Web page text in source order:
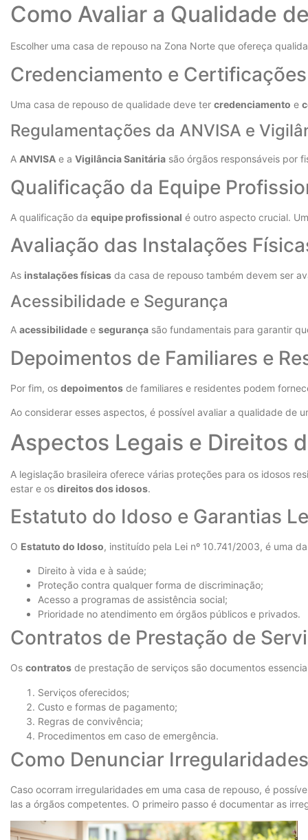
Como Avaliar a Qualidade
Escolher uma casa de repouso na Zona Norte que ofereça
Credenciamento e
Uma casa de repouso de qualidade deve ter credenciamento e
Regulamentações da ANVISA e
A ANVISA e a Vigilância Sanitária são órgãos responsáveis por
Qualificação da Equipe
A qualificação da equipe profissional é outro aspecto crucial.
Avaliação das Instalações
As instalações físicas da casa de repouso também devem ser
Acessibilidade e Segurança
A acessibilidade e segurança são fundamentais para garantir
Depoimentos de Familiares e
Por fim, os depoimentos de familiares e residentes podem
Ao considerar esses aspectos, é possível avaliar a qualidade de
Aspectos Legais e Direitos
A legislação brasileira oferece várias proteções para os idosos
estar e os direitos dos idosos.
Estatuto do Idoso e Garantias
O Estatuto do Idoso, instituído pela Lei nº 10.741/2003, é uma
Direito à vida e à saúde;
Proteção contra qualquer forma de discriminação;
Acesso a programas de assistência social;
Prioridade no atendimento em órgãos públicos e privados.
Contratos de Prestação de
Os contratos de prestação de serviços são documentos
Serviços oferecidos;
Custo e formas de pagamento;
Regras de convivência;
Procedimentos em caso de emergência.
Como Denunciar Irregularidades
Caso ocorram irregularidades em uma casa de repouso, é
las a órgãos competentes. O primeiro passo é documentar as